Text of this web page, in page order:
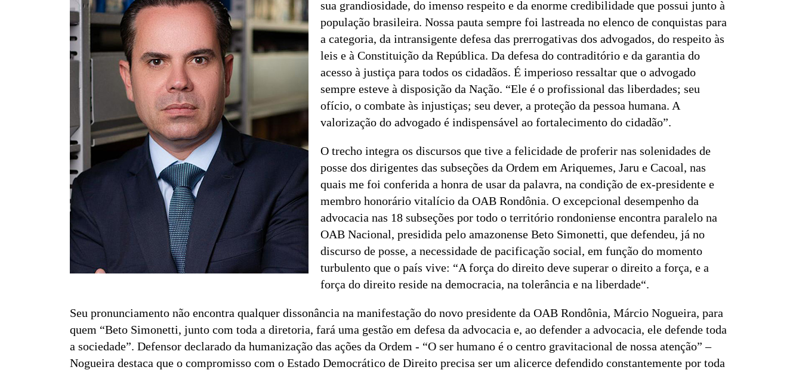
sua grandiosidade, do imenso respeito e da enorme credibilidade que possui junto à
população brasileira. Nossa pauta sempre foi lastreada no elenco de conquistas para
a categoria, da intransigente defesa das prerrogativas dos advogados, do respeito às
leis e à Constituição da República. Da defesa do contraditório e da garantia do
acesso à justiça para todos os cidadãos. É imperioso ressaltar que o advogado
sempre esteve à disposição da Nação. “Ele é o profissional das liberdades; seu
ofício, o combate às injustiças; seu dever, a proteção da pessoa humana. A
valorização do advogado é indispensável ao fortalecimento do cidadão”.
O trecho integra os discursos que tive a felicidade de proferir nas solenidades de
posse dos dirigentes das subseções da Ordem em Ariquemes, Jaru e Cacoal, nas
quais me foi conferida a honra de usar da palavra, na condição de ex-presidente e
membro honorário vitalício da OAB Rondônia. O excepcional desempenho da
advocacia nas 18 subseções por todo o território rondoniense encontra paralelo na
OAB Nacional, presidida pelo amazonense Beto Simonetti, que defendeu, já no
discurso de posse, a necessidade de pacificação social, em função do momento
turbulento que o país vive: “A força do direito deve superar o direito a força, e a
força do direito reside na democracia, na tolerância e na liberdade“.
Seu pronunciamento não encontra qualquer dissonância na manifestação do novo presidente da OAB Rondônia, Márcio Nogueira, para
quem “Beto Simonetti, junto com toda a diretoria, fará uma gestão em defesa da advocacia e, ao defender a advocacia, ele defende toda
a sociedade”. Defensor declarado da humanização das ações da Ordem - “O ser humano é o centro gravitacional de nossa atenção” –
Nogueira destaca que o compromisso com o Estado Democrático de Direito precisa ser um alicerce defendido constantemente por toda